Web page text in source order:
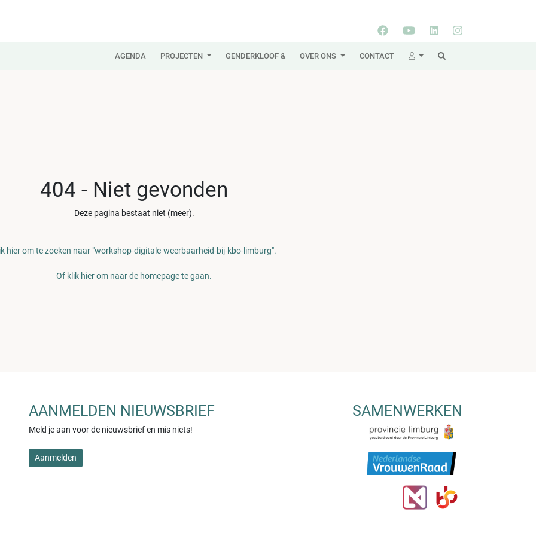
AGENDA PROJECTEN GENDERKLOOF & OVER ONS CONTACT
404 - Niet gevonden
Deze pagina bestaat niet (meer).
hier om te zoeken naar "workshop-digitale-weerbaarheid-bij-kbo-limburg".
Of klik hier om naar de homepage te gaan.
AANMELDEN NIEUWSBRIEF
Meld je aan voor de nieuwsbrief en mis niets!
Aanmelden
SAMENWERKEN